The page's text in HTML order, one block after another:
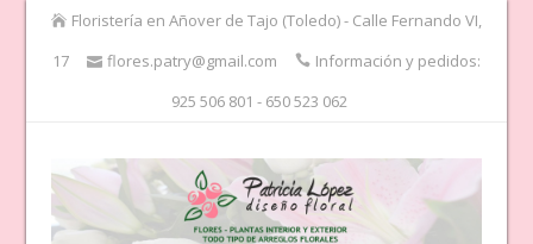
Floristería en Añover de Tajo (Toledo) - Calle Fernando VI,
17
flores.patry@gmail.com
Información y pedidos:
925 506 801 - 650 523 062